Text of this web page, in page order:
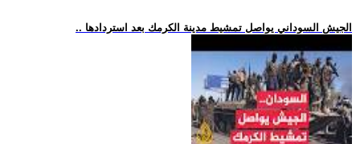
.. الجيش السوداني يواصل تمشيط مدينة الكرمك بعد استردادها